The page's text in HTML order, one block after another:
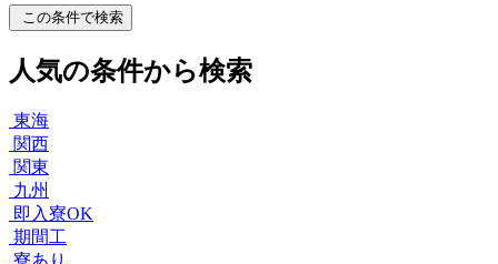
この条件で検索
人気の条件から検索
東海
関西
関東
九州
即入寮OK
期間工